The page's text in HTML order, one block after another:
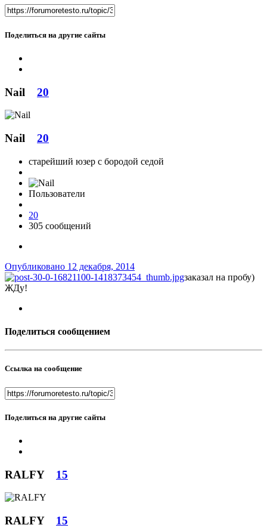
Поделиться на другие сайты
Nail 20
Nail 20
старейший юзер с бородой седой
Пользователи
20
305 сообщений
Опубликовано 12 декабря, 2014
заказал на пробу)
ЖДу!
Поделиться сообщением
Ссылка на сообщение
Поделиться на другие сайты
RALFY 15
RALFY 15